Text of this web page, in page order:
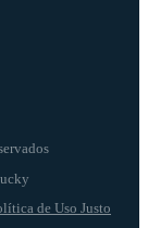
de Uso Justo